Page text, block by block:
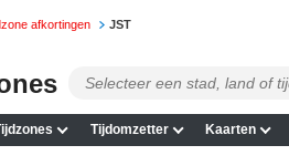
afkortingen JST
Tijdomzetter Kaarten